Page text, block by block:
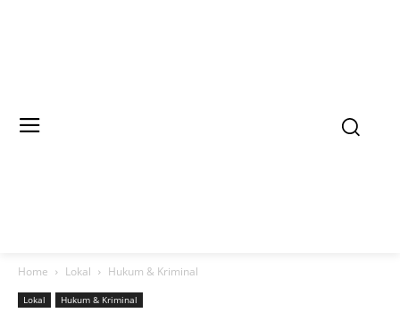
Home Lokal Hukum & Kriminal
Lokal Hukum & Kriminal